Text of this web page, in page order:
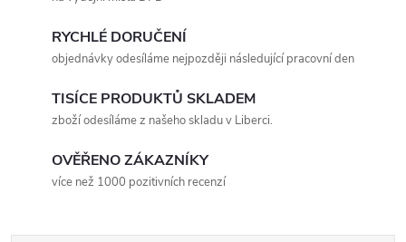
RYCHLÉ DORUČENÍ
objednávky odesíláme nejpozději následující pracovní den
TISÍCE PRODUKTŮ SKLADEM
zboží odesíláme z našeho skladu v Liberci.
OVĚŘENO ZÁKAZNÍKY
více než 1000 pozitivních recenzí